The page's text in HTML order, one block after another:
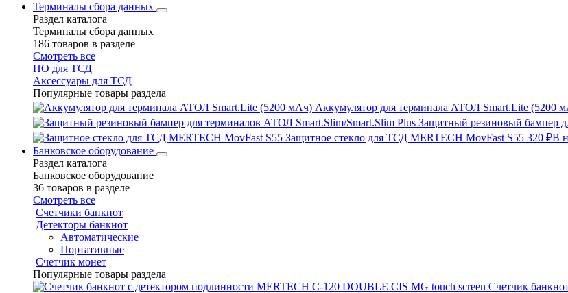
Терминалы сбора данных
Раздел каталога
Терминалы сбора данных
186 товаров в разделе
Смотреть все
ПО для ТСД
Аксессуары для ТСД
Популярные товары раздела
Аккумулятор для терминала АТОЛ Smart.Lite (5200
Защитный резиновый бампер
Защитное стекло для ТСД MERTECH MovFast S55 320 ₽В
Банковское оборудование
Раздел каталога
Банковское оборудование
36 товаров в разделе
Смотреть все
Счетчики банкнот
Детекторы банкнот
Автоматические
Портативные
Счетчик монет
Популярные товары раздела
Счетчик